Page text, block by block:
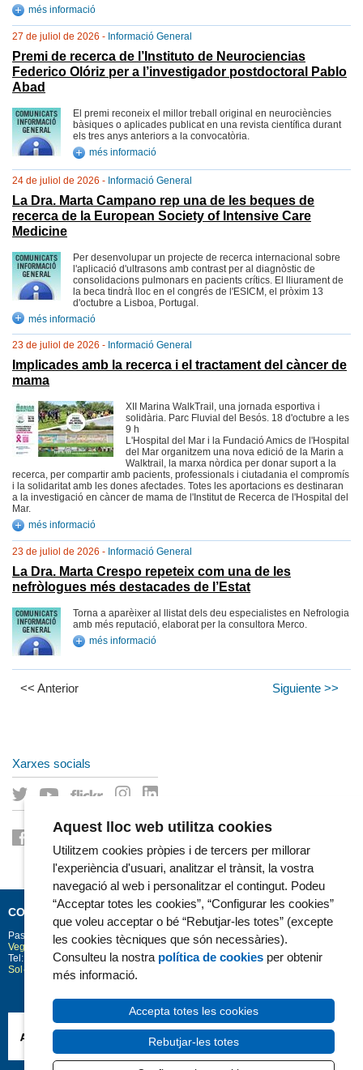
més informació
27 de juliol de 2026 - Informació General
Premi de recerca de l’Instituto de Neurociencias
Federico Olóriz per a l’investigador postdoctoral Pablo
Abad
El premi reconeix el millor treball original en neurociències
bàsiques o aplicades publicat en una revista científica durant
els tres anys anteriors a la convocatòria.
més informació
24 de juliol de 2026 - Informació General
La Dra. Marta Campano rep una de les beques de
recerca de la European Society of Intensive Care
Medicine
Per desenvolupar un projecte de recerca internacional sobre
l'aplicació d'ultrasons amb contrast per al diagnòstic de
consolidacions pulmonars en pacients crítics. El lliurament de
la beca tindrà lloc en el congrés de l'ESICM, el pròxim 13
d'octubre a Lisboa, Portugal.
més informació
23 de juliol de 2026 - Informació General
Implicades amb la recerca i el tractament del càncer de
mama
XII Marina WalkTrail, una jornada esportiva i
solidària. Parc Fluvial del Besós. 18 d'octubre a les
9 h
L'Hospital del Mar i la Fundació Amics de l'Hospital
del Mar organitzem una nova edició de la Marin a
Walktrail, la marxa nòrdica per donar suport a la
recerca, per compartir amb pacients, professionals i ciutadania el compromís
i la solidaritat amb les dones afectades. Totes les aportacions es destinaran
a la investigació en càncer de mama de l'Institut de Recerca de l'Hospital del
Mar.
més informació
23 de juliol de 2026 - Informació General
La Dra. Marta Crespo repeteix com una de les
nefròlogues més destacades de l’Estat
Torna a aparèixer al llistat dels deu especialistes en Nefrologia
amb més reputació, elaborat per la consultora Merco.
més informació
<< Anterior Siguiente >>
Xarxes socials
CONTACTE
Passeig Marítim 25-29 Barcelona 08003
Vegeu la situació a Google Maps
Tel: 93 248 30 00 · Fax: 93 248 32 54
Sol·licitud d'informació
Aquest lloc web utilitza cookies
Utilitzem cookies pròpies i de tercers per millorar
l'experiència d'usuari, analitzar el trànsit, la vostra
navegació al web i personalitzar el contingut. Podeu
“Acceptar totes les cookies”, “Configurar les cookies”
que voleu acceptar o bé “Rebutjar-les totes” (excepte
les cookies tècniques que són necessàries).
Consulteu la nostra política de cookies per obtenir
més informació.
Accepta totes les cookies
Rebutjar-les totes